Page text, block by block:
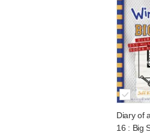
Diary of
16 : Big